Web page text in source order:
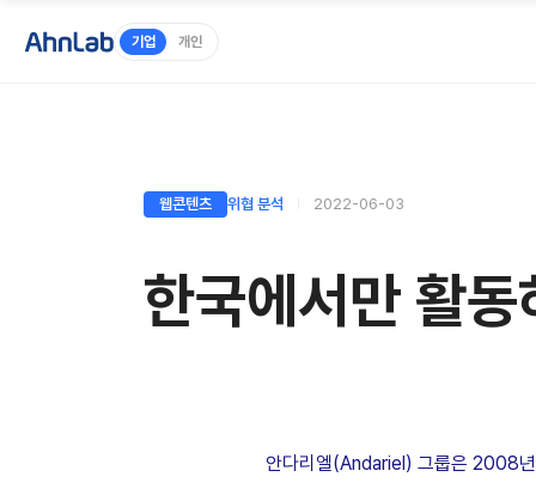
기업 개인
웹콘텐츠 위협 분석 2022-06-03
한국에서만 활
안다리엘(Andariel) 그룹은 2008년